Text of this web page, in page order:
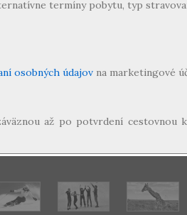
termíny pobytu, typ
osobných údajov na marketingové
až po potvrdení cestovnou